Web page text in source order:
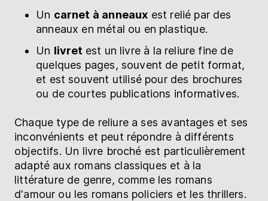
Un carnet à anneaux est relié par des
anneaux en métal ou en plastique.
Un livret est un livre à la reliure fine de
quelques pages, souvent de petit format,
et est souvent utilisé pour des brochures
ou de courtes publications informatives.
Chaque type de reliure a ses avantages et ses
inconvénients et peut répondre à différents
objectifs. Un livre broché est particulièrement
adapté aux romans classiques et à la
littérature de genre, comme les romans
d'amour ou les romans policiers et les thrillers.